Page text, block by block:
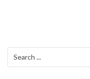
n
for: